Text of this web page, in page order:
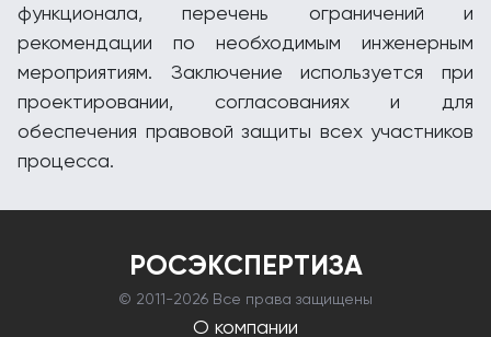
функционала, перечень ограничений и
рекомендации по необходимым инженерным
мероприятиям. Заключение используется при
проектировании, согласованиях и для
обеспечения правовой защиты всех участников
процесса.
РОСЭКСПЕРТИЗА
© 2011-2026 Все права защищены
О компании